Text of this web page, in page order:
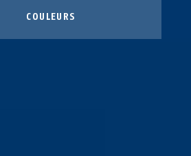
COULEURS